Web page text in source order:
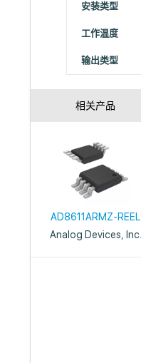
安装类型
工作温度
输出类型
相关产品
AD8611ARMZ-REEL
Analog Devices, Inc.